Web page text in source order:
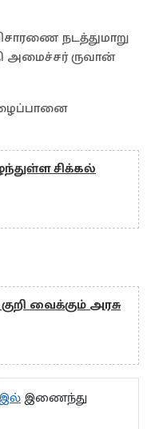
நடத்துமாறு
அமைச்சர் ருவான்
சிக்கல்
வைக்கும் அரசு
இல்இணைந்து